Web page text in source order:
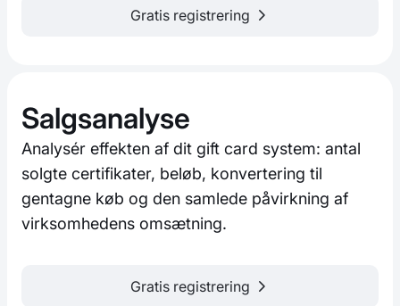
Gratis registrering
Salgsanalyse
Analysér effekten af dit gift card system: antal
solgte certifikater, beløb, konvertering til
gentagne køb og den samlede påvirkning af
virksomhedens omsætning.
Gratis registrering